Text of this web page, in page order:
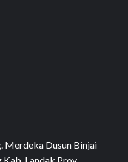
Merdeka Dusun Binjai
Landak Prov.